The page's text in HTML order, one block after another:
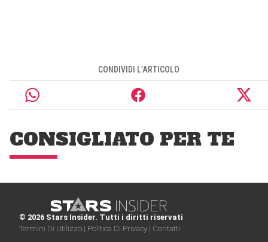
CONDIVIDI L’ARTICOLO
CONSIGLIATO PER TE
© 2026 Stars Insider. Tutti i diritti riservati
Termini Di Utilizzo | Politica Di Privacy | Contatti